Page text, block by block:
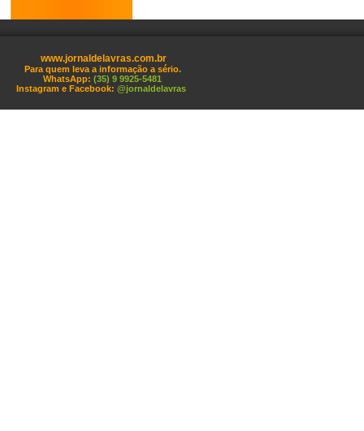
www.jornaldelavras.com.br
Para quem leva a informação a sério.
WhatsApp: (35) 9 9925-5481
Instagram e Facebook: @jornaldelavras